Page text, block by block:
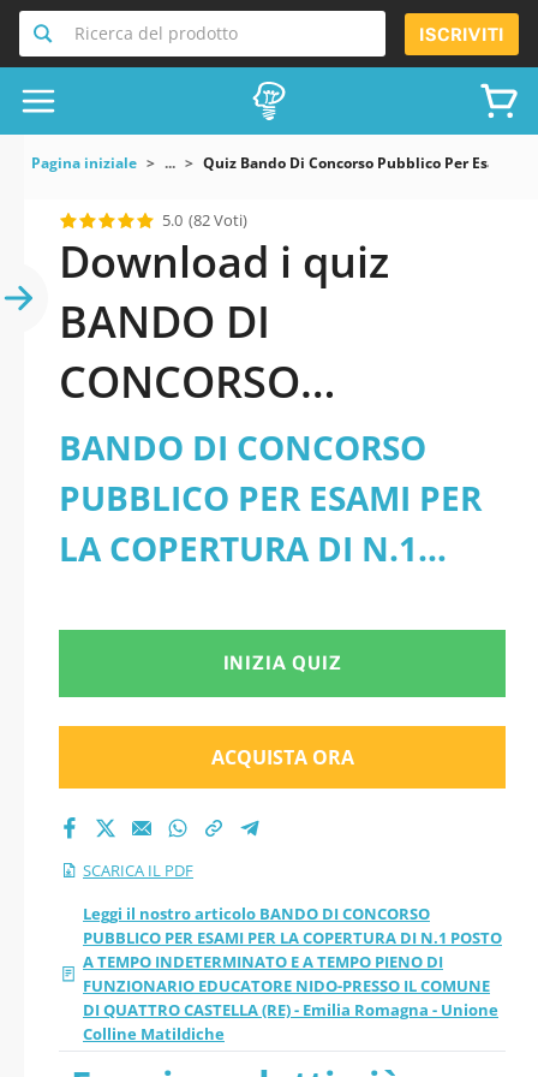
Ricerca del prodotto ISCRIVITI
Pagina iniziale ... Quiz Bando Di Concorso Pubblico Per Esami
5.0 (82 Voti)
Download i quiz
BANDO DI
CONCORSO
PUBBLICO PER ESAMI
PER LA COPERTURA
DI N.1 POSTO A
TEMPO
INDETERMINATO E A
TEMPO PIENO DI
FUNZIONARIO
EDUCATORE NIDO-
PRESSO IL COMUNE
DI QUATTRO
CASTELLA (RE) -
BANDO DI CONCORSO
PUBBLICO PER ESAMI PER
LA COPERTURA DI N.1
INDETERMINATO E A
TEMPO PIENO DI
FUNZIONARIO EDUCATORE
NIDO-PRESSO IL COMUNE
DI QUATTRO CASTELLA (RE)
- Emilia Romagna - Unione
Colline Matildiche - PDF
INIZIA QUIZ
ACQUISTA ORA
SCARICA IL PDF
Leggi il nostro articolo BANDO DI CONCORSO
PUBBLICO PER ESAMI PER LA COPERTURA DI N.1 POSTO
A TEMPO INDETERMINATO E A TEMPO PIENO DI
FUNZIONARIO EDUCATORE NIDO-PRESSO IL COMUNE
DI QUATTRO CASTELLA (RE) - Emilia Romagna - Unione
Colline Matildiche